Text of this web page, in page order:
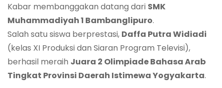
Kabar membanggakan datang dari SMK
Muhammadiyah 1 Bambanglipuro.
Salah satu siswa berprestasi, Daffa Putra Widiadi
(kelas XI Produksi dan Siaran Program Televisi),
berhasil meraih Juara 2 Olimpiade Bahasa Arab
Tingkat Provinsi Daerah Istimewa Yogyakarta.